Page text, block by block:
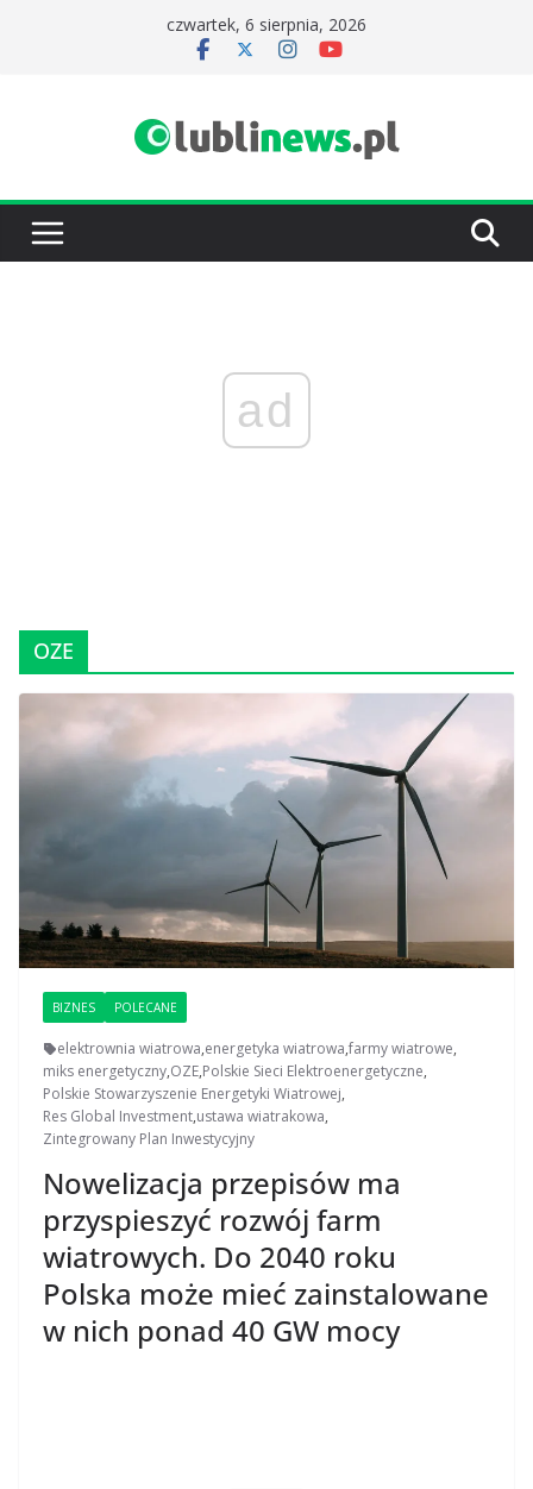
czwartek, 6 sierpnia, 2026
ad
OZE
BIZNES POLECANE
elektrownia wiatrowa,energetyka wiatrowa,farmy wiatrowe,
miks energetyczny,OZE,Polskie Sieci Elektroenergetyczne,
Polskie Stowarzyszenie Energetyki Wiatrowej,
Res Global Investment,ustawa wiatrakowa,
Zintegrowany Plan Inwestycyjny
Nowelizacja przepisów ma
przyspieszyć rozwój farm
wiatrowych. Do 2040 roku
Polska może mieć zainstalowane
w nich ponad 40 GW mocy